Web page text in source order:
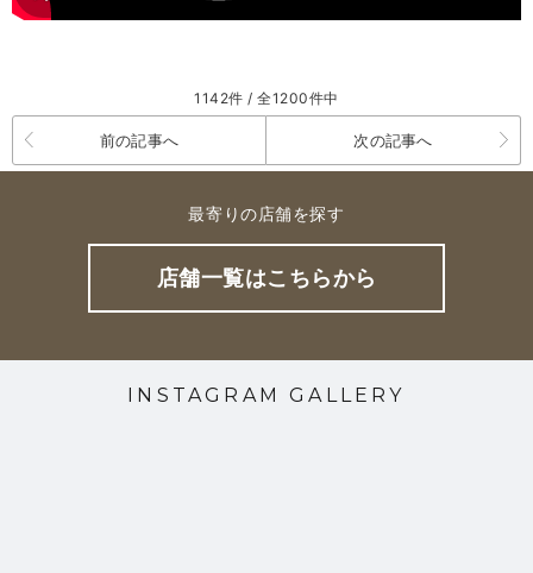
1142件 / 全1200件中
前の記事へ 次の記事へ
最寄りの店舗を探す
店舗一覧はこちらから
INSTAGRAM GALLERY